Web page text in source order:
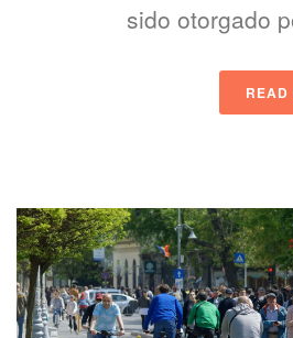
sido otorgado
READ